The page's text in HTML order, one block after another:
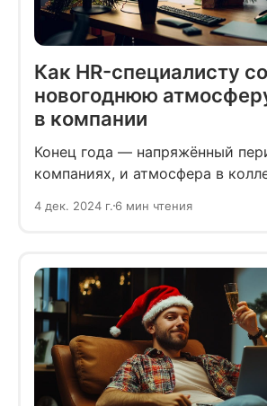
Как HR-специалисту
новогоднюю
в компании
Конец года — напряжённый
компаниях, и атмосфера в
как разрядить обстановку и
4 дек. 2024 г. 6 мин чтения